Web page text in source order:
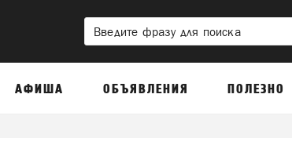
АФИША ОБЪЯВЛЕНИЯ ПОЛЕЗНО